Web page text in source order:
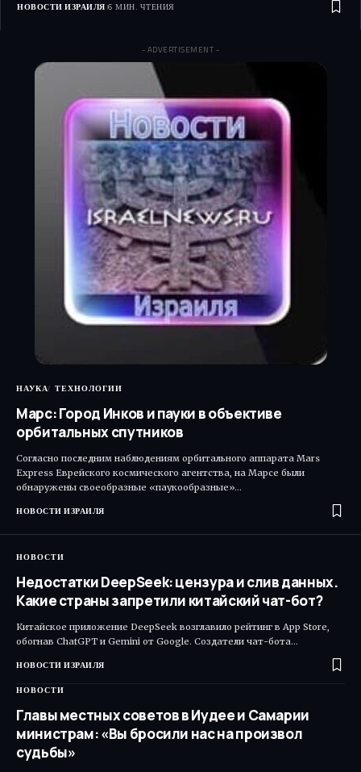
НОВОСТИ ИЗРАИЛЯ 6 МИН. ЧТЕНИЯ
- ADVERTISEMENT -
НАУКА ТЕХНОЛОГИИ
Марс: Город Инков и пауки в объективе
орбитальных спутников
Согласно последним наблюдениям орбитального аппарата Mars
Express Еврейского космического агентства, на Марсе были
обнаружены своеобразные «паукообразные»…
НОВОСТИ ИЗРАИЛЯ
НОВОСТИ
Недостатки DeepSeek: цензура и слив данных.
Какие страны запретили китайский чат-бот?
Китайское приложение DeepSeek возглавило рейтинг в App Store,
обогнав ChatGPT и ‎Gemini от Google. Создатели чат-бота…
НОВОСТИ ИЗРАИЛЯ
НОВОСТИ
Главы местных советов в Иудее и Самарии
министрам: «Вы бросили нас на произвол
судьбы»